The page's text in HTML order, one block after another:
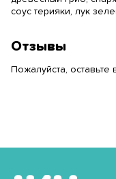
соус терияки, лук
Отзывы
Пожалуйста,